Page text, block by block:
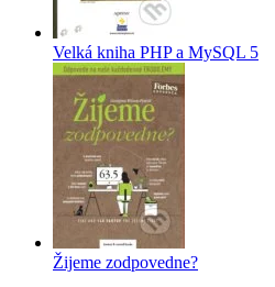
Velká kniha PHP a MySQL 5
Žijeme zodpovedne?